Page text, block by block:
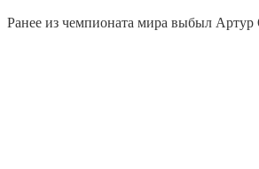
Ранее из чемпионата мира выбыл